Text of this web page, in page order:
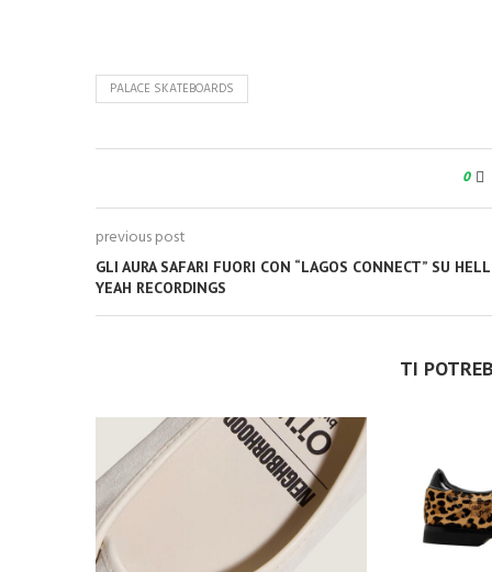
PALACE SKATEBOARDS
0
previous post
GLI AURA SAFARI FUORI CON “LAGOS CONNECT” SU HELL
YEAH RECORDINGS
TI